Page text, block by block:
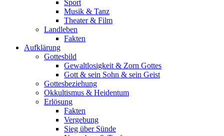
Sport
Musik & Tanz
Theater & Film
Landleben
Fakten
Aufklärung
Gottesbild
Gewaltlosigkeit & Zorn Gottes
Gott & sein Sohn & sein Geist
Gottesbeziehung
Okkultismus & Heidentum
Erlösung
Fakten
Vergebung
Sieg über Sünde